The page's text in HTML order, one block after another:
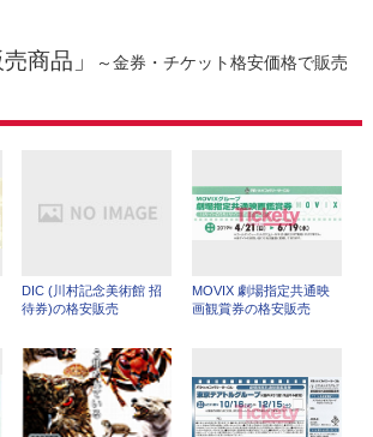
商品」
～金券・チケット格安価格で販売
DIC (川村記念美術館 招
待券)の格安販売
MOVIX 劇場指定共通映
画観賞券の格安販売